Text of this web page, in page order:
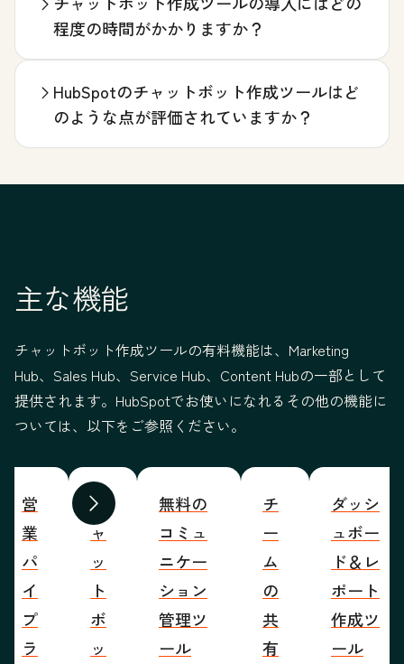
程度の時間がかかりますか？
HubSpotのチャットボット作成ツールはど
のような点が評価されていますか？
主な機能
チャットボット作成ツールの有料機能は、Marketing
Hub、Sales Hub、Service Hub、Content Hubの一部として
提供されます。HubSpotでお使いになれるその他の機能に
ついては、以下をご参照ください。
前へ 次へ
営
業
パ
イ
プ
ラ
チ
ャ
ッ
ト
ボ
ッ
無料の
コミュ
ニケー
ション
管理ツ
ール
チ
ー
ム
の
共
有
ダッシ
ュボー
ド＆レ
ポート
作成ツ
ール